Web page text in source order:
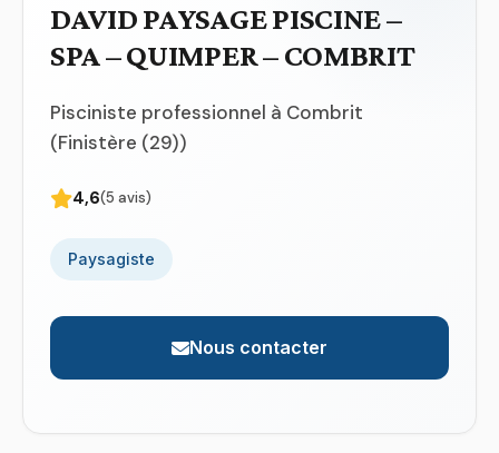
DAVID PAYSAGE PISCINE –
SPA – QUIMPER – COMBRIT
Pisciniste professionnel à Combrit
(Finistère (29))
4,6(5 avis)
Paysagiste
Nous contacter